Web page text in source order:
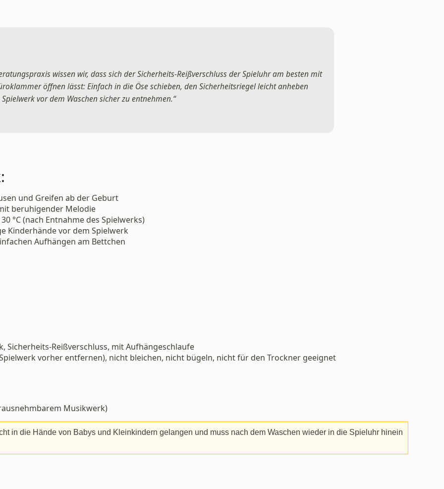
wissen wir, dass sich der Sicherheits-Reißverschluss der Spieluhr am besten mit
öffnen lässt: Einfach in die Öse schieben, den Sicherheitsriegel leicht anheben
vor dem Waschen sicher zu entnehmen.“
und Greifen ab der Geburt
beruhigender Melodie
°C (nach Entnahme des Spielwerks)
Kinderhände vor dem Spielwerk
Aufhängen am Bettchen
Sicherheits-Reißverschluss, mit Aufhängeschlaufe
vorher entfernen), nicht bleichen, nicht bügeln, nicht für den Trockner geeignet
Musikwerk)
in die Hände von Babys und Kleinkindern gelangen und muss nach dem Waschen wieder in die Spieluhr hinein